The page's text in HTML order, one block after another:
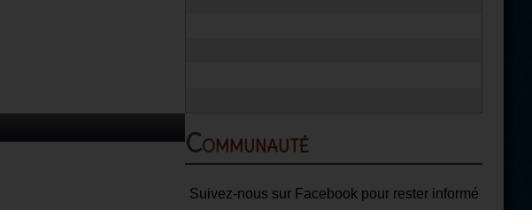
Communauté
Suivez-nous sur Facebook pour rester informé